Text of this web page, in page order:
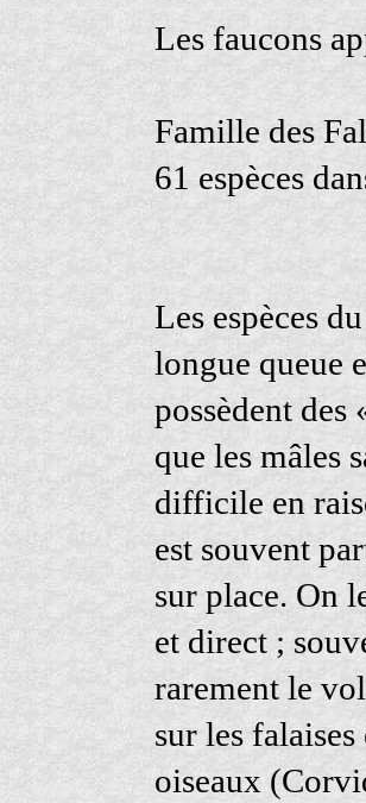
Les faucons
Famille des
61 espèces
Les espèces
longue queue
possèdent des
que les mâles
difficile en
est souvent
sur place. On
et direct ;
rarement le
sur les
oiseaux